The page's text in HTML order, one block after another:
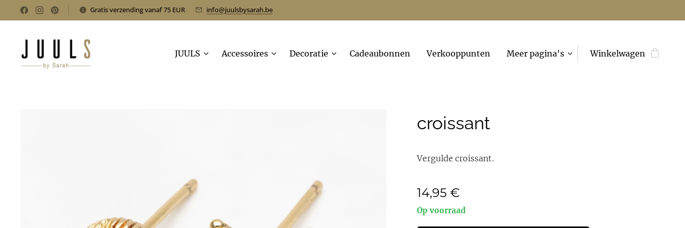
Gratis verzending vanaf 75 EUR info@juulsbysarah.be
JUULS Accessoires Decoratie Cadeaubonnen Verkooppunten Meer pagina's Winkelwagen
croissant
Vergulde croissant.
14,95 €
Op voorraad